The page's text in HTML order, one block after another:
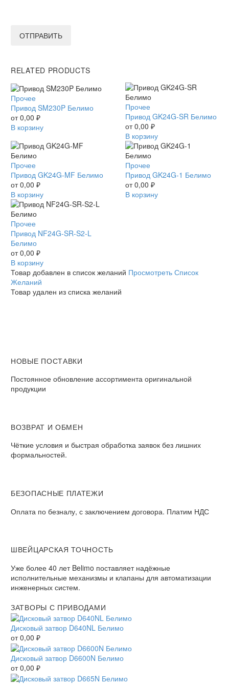
ОТПРАВИТЬ
RELATED PRODUCTS
Привод
SM230P
Белимо
Прочее
Привод SM230P Белимо
от0,00 ₽
В корзину
Привод
GK24G-
SR
Белимо
Прочее
Привод GK24G-SR Белимо
от0,00 ₽
В корзину
Привод
GK24G-
MF
Белимо
Прочее
Привод GK24G-MF Белимо
от0,00 ₽
В корзину
Привод
GK24G-
1
Белимо
Прочее
Привод GK24G-1 Белимо
от0,00 ₽
В корзину
Привод
NF24G-
SR-
S2-
L
Белимо
Прочее
Привод NF24G-SR-S2-L
Белимо
от0,00 ₽
В корзину
Товар добавлен в список желаний Просмотреть Список
Желаний
Товар удален из списка желаний
НОВЫЕ ПОСТАВКИ
Постоянное обновление ассортимента оригинальной
продукции
ВОЗВРАТ И ОБМЕН​
Чёткие условия и быстрая обработка заявок без лишних
формальностей.​
БЕЗОПАСНЫЕ ПЛАТЕЖИ​
Оплата по безналу, с заключением договора. Платим НДС​
ШВЕЙЦАРСКАЯ ТОЧНОСТЬ
Уже более 40 лет Belimo поставляет надёжные
исполнительные механизмы и клапаны для автоматизации
инженерных систем.
ЗАТВОРЫ С ПРИВОДАМИ
Дисковый затвор D640NL Белимо
от0,00 ₽
Дисковый затвор D6600N Белимо
от0,00 ₽